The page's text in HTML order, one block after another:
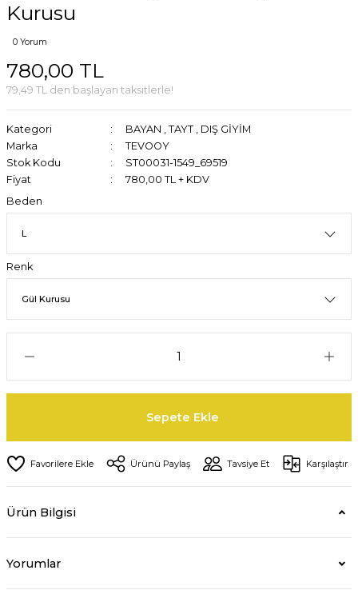
Kurusu
0 Yorum
780,00 TL
79,49 TL den başlayan taksitlerle!
Kategori BAYAN , TAYT , DIŞ GİYİM
Marka
TEVOOY
Stok Kodu
ST00031-1549_69519
Fiyat
780,00 TL + KDV
Beden
Renk
Sepete Ekle
Ürünü Paylaş Tavsiye Et Karşılaştır
Ürün Bilgisi
Yorumlar